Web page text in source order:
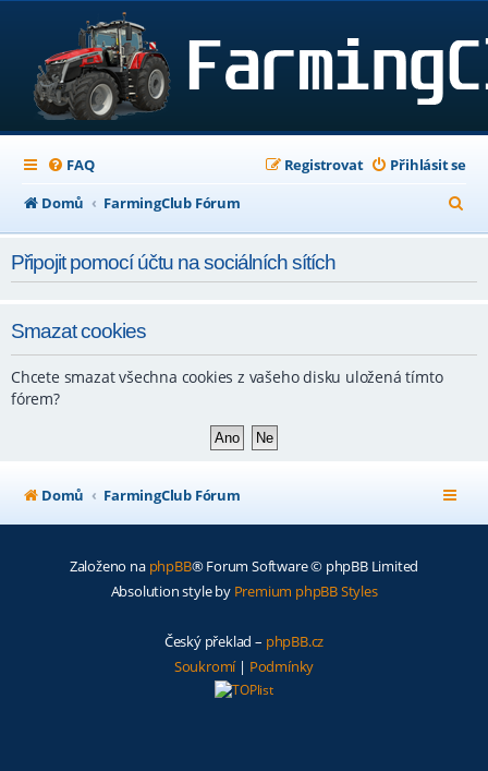
FAQ Přihlásit se
Registrovat
Domů
FarmingClub Fórum
l
t
Připojit pomocí účtu na sociálních sítích
Smazat cookies
Chcete smazat všechna cookies z vašeho disku uložená tímto
fórem?
Domů FarmingClub Fórum
Založeno na phpBB® Forum Software © phpBB Limited
Absolution style by Premium phpBB Styles
Český překlad – phpBB.cz
Soukromí| Podmínky